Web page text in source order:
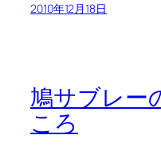
2010年12月18日
鳩サブレー
ころ